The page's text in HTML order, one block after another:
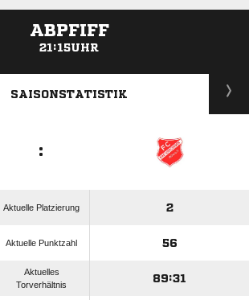
ABPFIFF
21:15UHR
ANZEIGE
SAISONSTATISTIK
:
Aktuelle Platzierung 2
Aktuelle Punktzahl 56
Aktuelles
Torverhältnis
89:31